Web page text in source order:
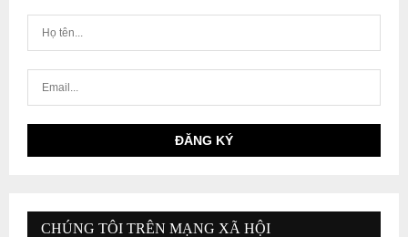
CHÚNG TÔI TRÊN MẠNG XÃ HỘI